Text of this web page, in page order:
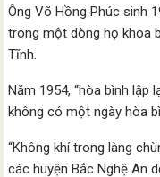
Ông Võ Hồng Phúc sinh
trong một dòng họ khoa
Tĩnh.
Năm 1954, “hòa bình lập
không có một ngày hòa
“Không khí trong làng
các huyện Bắc Nghệ An